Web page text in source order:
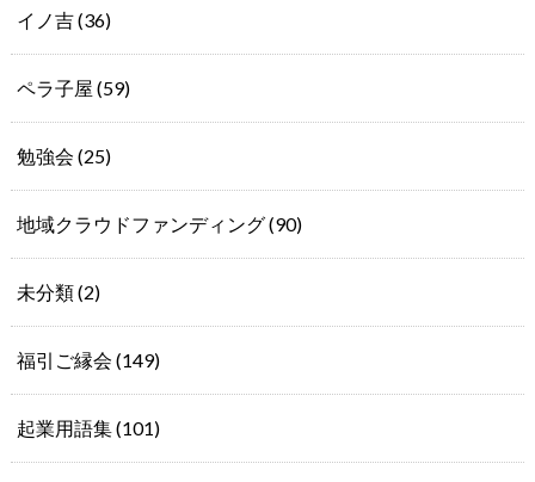
イノ吉(36)
ペラ子屋 (59)
勉強会 (25)
地域クラウドファンディング(90)
未分類(2)
福引ご縁会 (149)
起業用語集(101)